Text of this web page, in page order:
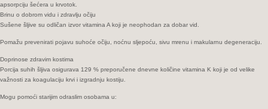
apsorpciju šećera u krvotok.
Brinu o dobrom vidu i zdravlju očiju
Sušene šljive su odličan izvor vitamina A koji je neophodan za dobar vid.
Pomažu prevenirati pojavu suhoće očiju, noćnu sljepoću, sivu mrenu i makularnu degeneraciju.
Doprinose zdravim kostima
Porcija suhih šljiva osigurava 129 % preporučene dnevne količine vitamina K koji je od velike
važnosti za koagulaciju krvi i izgradnju kostiju.
Mogu pomoći starijim odraslim osobama u: